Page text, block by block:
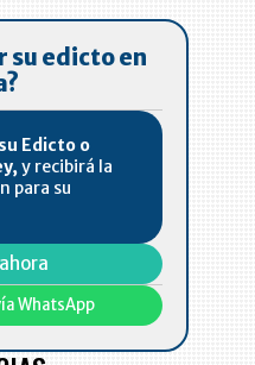
su edicto en
Edicto o
y recibirá la
para su
WhatsApp